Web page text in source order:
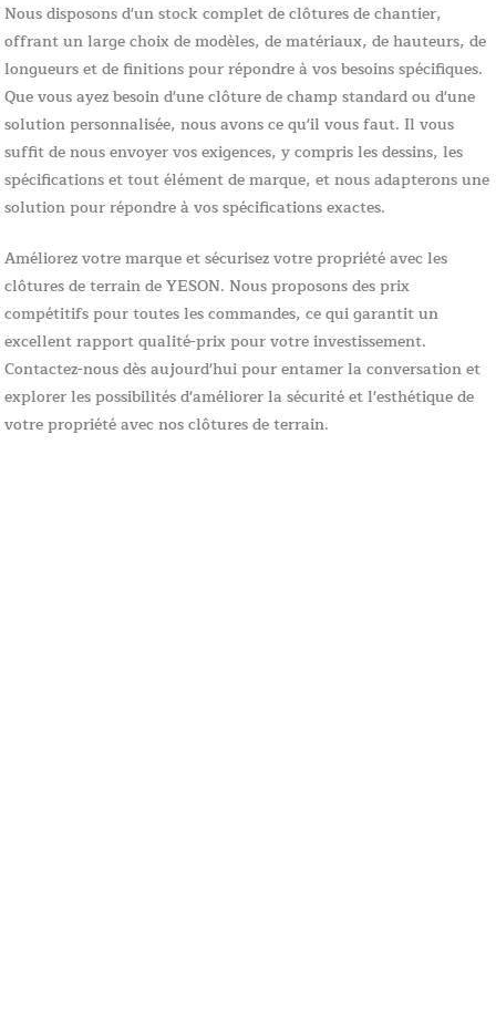
Nous disposons d'un stock complet de clôtures de chantier,
offrant un large choix de modèles, de matériaux, de hauteurs, de
longueurs et de finitions pour répondre à vos besoins spécifiques.
Que vous ayez besoin d'une clôture de champ standard ou d'une
solution personnalisée, nous avons ce qu'il vous faut. Il vous
suffit de nous envoyer vos exigences, y compris les dessins, les
spécifications et tout élément de marque, et nous adapterons une
solution pour répondre à vos spécifications exactes.
Améliorez votre marque et sécurisez votre propriété avec les
clôtures de terrain de YESON. Nous proposons des prix
compétitifs pour toutes les commandes, ce qui garantit un
excellent rapport qualité-prix pour votre investissement.
Contactez-nous dès aujourd'hui pour entamer la conversation et
explorer les possibilités d'améliorer la sécurité et l'esthétique de
votre propriété avec nos clôtures de terrain.